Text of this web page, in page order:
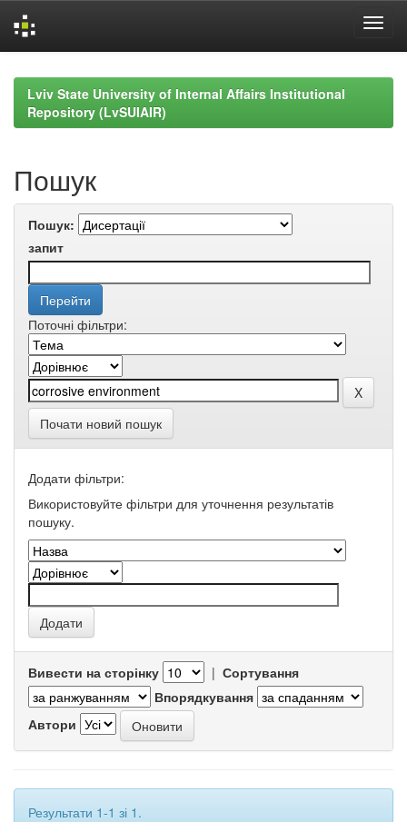
navigationLviv State University of Internal Affairs Institutional
Repository (LvSUIAIR)
Пошук
Пошук:
запит
Поточні фільтри:
Почати новий пошук
Додати фільтри:
Використовуйте фільтри для уточнення результатів
пошуку.
Вивести на сторінку | Сортування
Впорядкування
Автори
Результати 1-1 зі 1.